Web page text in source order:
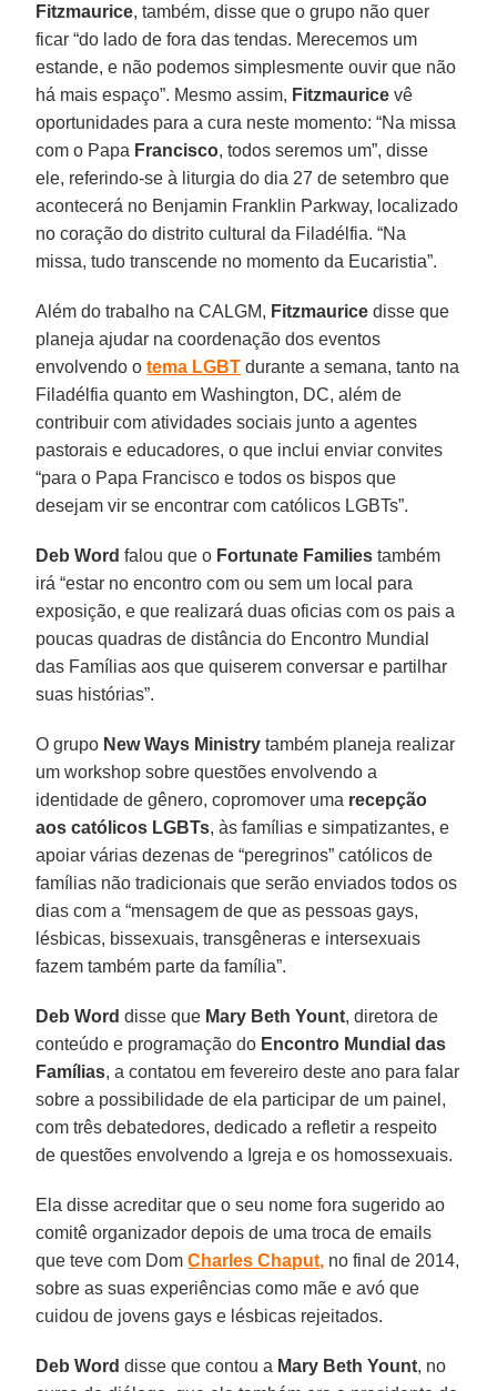
Fitzmaurice, também, disse que o grupo não quer
ficar “do lado de fora das tendas. Merecemos um
estande, e não podemos simplesmente ouvir que não
há mais espaço”. Mesmo assim, Fitzmaurice vê
oportunidades para a cura neste momento: “Na missa
com o Papa Francisco, todos seremos um”, disse
ele, referindo-se à liturgia do dia 27 de setembro que
acontecerá no Benjamin Franklin Parkway, localizado
no coração do distrito cultural da Filadélfia. “Na
missa, tudo transcende no momento da Eucaristia”.
Além do trabalho na CALGM, Fitzmaurice disse que
planeja ajudar na coordenação dos eventos
envolvendo otema LGBT durante a semana, tanto na
Filadélfia quanto em Washington, DC, além de
contribuir com atividades sociais junto a agentes
pastorais e educadores, o que inclui enviar convites
“para o Papa Francisco e todos os bispos que
desejam vir se encontrar com católicos LGBTs”.
Deb Word falou que o Fortunate Families também
irá “estar no encontro com ou sem um local para
exposição, e que realizará duas oficias com os pais a
poucas quadras de distância do Encontro Mundial
das Famílias aos que quiserem conversar e partilhar
suas histórias”.
O grupo New Ways Ministry também planeja realizar
um workshop sobre questões envolvendo a
identidade de gênero, copromover uma recepção
aos católicos LGBTs, às famílias e simpatizantes, e
apoiar várias dezenas de “peregrinos” católicos de
famílias não tradicionais que serão enviados todos os
dias com a “mensagem de que as pessoas gays,
lésbicas, bissexuais, transgêneras e intersexuais
fazem também parte da família”.
Deb Word disse que Mary Beth Yount, diretora de
conteúdo e programação do Encontro Mundial das
Famílias, a contatou em fevereiro deste ano para falar
sobre a possibilidade de ela participar de um painel,
com três debatedores, dedicado a refletir a respeito
de questões envolvendo a Igreja e os homossexuais.
Ela disse acreditar que o seu nome fora sugerido ao
comitê organizador depois de uma troca de emails
que teve com DomCharles Chaput, no final de 2014,
sobre as suas experiências como mãe e avó que
cuidou de jovens gays e lésbicas rejeitados.
Deb Word disse que contou a Mary Beth Yount, no